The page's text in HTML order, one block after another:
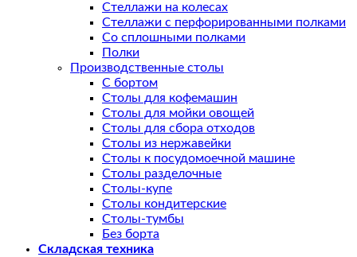
Стеллажи на колесах
Стеллажи с перфорированными полками
Со сплошными полками
Полки
Производственные столы
С бортом
Столы для кофемашин
Столы для мойки овощей
Столы для сбора отходов
Столы из нержавейки
Столы к посудомоечной машине
Столы разделочные
Столы-купе
Столы кондитерские
Столы-тумбы
Без борта
Складская техника